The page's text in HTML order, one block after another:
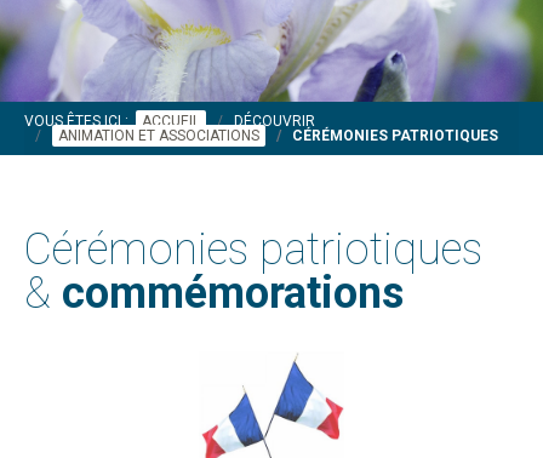
VOUS ÊTES ICI : ACCUEIL
DÉCOUVRIR
ANIMATION ET ASSOCIATIONS
CÉRÉMONIES PATRIOTIQUES
Cérémonies patriotiques
& commémorations